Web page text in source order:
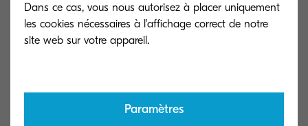
digitale (dématérialisation des factures ,
archivage des bons de livraison…)
Dans ce cas, vous nous autorisez à placer uniquement
les cookies nécessaires à l'affichage correct de notre
Paramètres